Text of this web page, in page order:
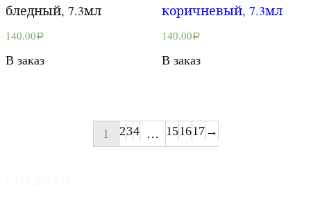
бледный, 7.3мл
140.00Р
В заказ
коричневый, 7.3мл
140.00Р
В заказ
1 234 … 151617 →